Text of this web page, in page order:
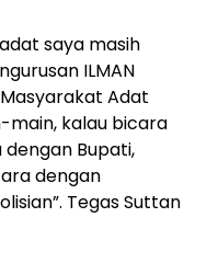
saya masih
ILMAN
Adat
main, kalau bicara
Bupati,
dengan
Tegas Suttan